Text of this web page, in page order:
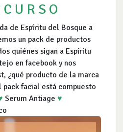
C U R S O
de Espíritu del Bosque a
un pack de productos
quiénes sigan a Espíritu
en facebook y nos
¿qué producto de la marca
pack facial está compuesto
Serum Antiage ♥